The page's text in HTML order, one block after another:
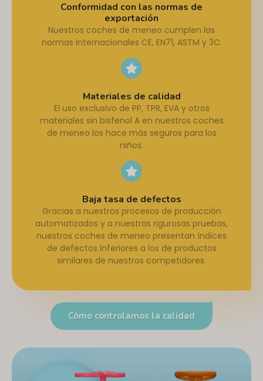
Conformidad con las normas de
exportación
Nuestros coches de meneo cumplen las
normas internacionales CE, EN71, ASTM y 3C.
Materiales de calidad
El uso exclusivo de PP, TPR, EVA y otros
materiales sin bisfenol A en nuestros coches
de meneo los hace más seguros para los
niños.
Baja tasa de defectos
Gracias a nuestros procesos de producción
automatizados y a nuestras rigurosas pruebas,
nuestros coches de meneo presentan índices
de defectos inferiores a los de productos
similares de nuestros competidores.
Cómo controlamos la calidad